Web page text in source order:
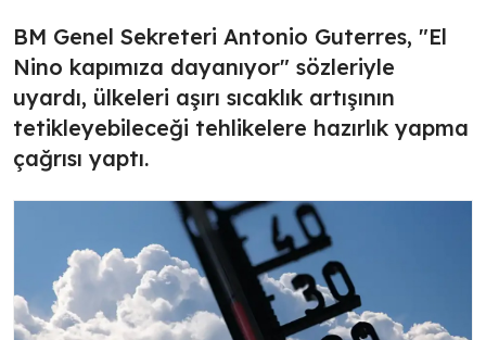
BM Genel Sekreteri Antonio Guterres, "El
Nino kapımıza dayanıyor" sözleriyle
uyardı, ülkeleri aşırı sıcaklık artışının
tetikleyebileceği tehlikelere hazırlık yapma
çağrısı yaptı.